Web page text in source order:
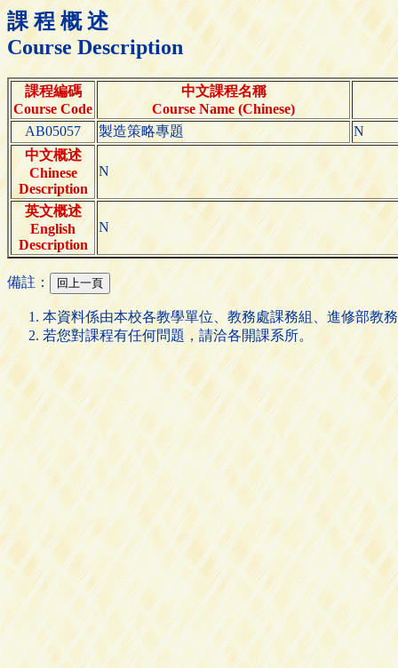
課 程 概 述
Course Description
課程編碼
Course Code
中文課程名稱
Course Name (Chinese)
AB05057
製造策略專題
N
中文概述
Chinese
Description
N
英文概述
English
Description
N
備註：
本資料係由本校各教學單位、教務處課務組、進修部教
若您對課程有任何問題，請洽各開課系所。